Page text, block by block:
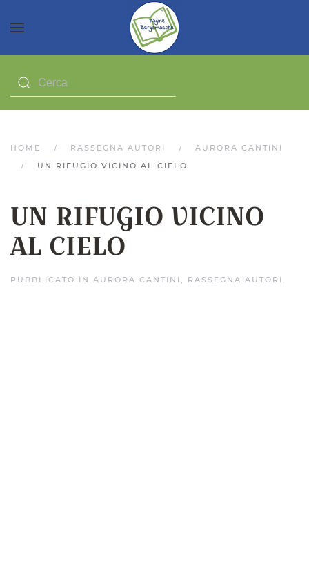
HOME RASSEGNA AUTORI
AURORA CANTINI
UN RIFUGIO VICINO AL CIELO
UN RIFUGIO VICINO
AL CIELO
PUBBLICATO IN AURORA CANTINI , RASSEGNA AUTORI .